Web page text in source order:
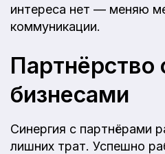
интереса нет — меняю
коммуникации.
Партнёрство
бизнесами
Синергия с партнёрами
лишних трат. Успешно